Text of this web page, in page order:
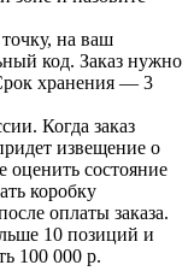
на ваш
код. Заказ нужно
хранения — 3
Когда заказ
извещение о
состояние
коробку
оплаты заказа.
10 позиций и
100 000 р.